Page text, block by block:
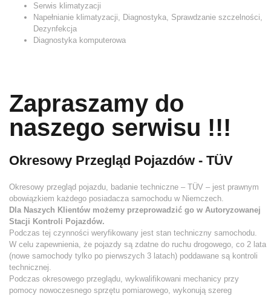
Serwis klimatyzacji
Napełnianie klimatyzacji, Diagnostyka, Sprawdzanie szczelności,
Dezynfekcja
Diagnostyka komputerowa
Zapraszamy do
naszego serwisu !!!
Okresowy Przegląd Pojazdów - TÜV
Okresowy przegląd pojazdu, badanie techniczne – TÜV – jest prawnym
obowiązkiem każdego posiadacza samochodu w Niemczech.
Dla Naszych Klientów możemy przeprowadzić go w Autoryzowanej
Stacji Kontroli Pojazdów.
Podczas tej czynności weryfikowany jest stan techniczny samochodu.
W celu zapewnienia, że pojazdy są zdatne do ruchu drogowego, co 2 lata
(nowe samochody tylko po pierwszych 3 latach) poddawane są kontroli
technicznej.
Podczas okresowego przeglądu, wykwalifikowani mechanicy przy
pomocy nowoczesnego sprzętu pomiarowego, wykonują szereg